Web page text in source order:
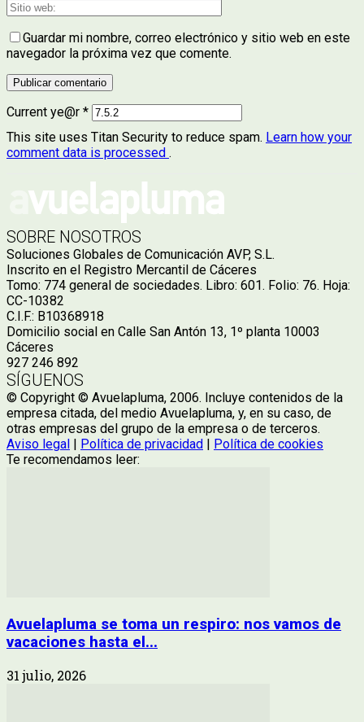
Guardar mi nombre, correo electrónico y sitio web en este
navegador la próxima vez que comente.
Current ye@r *
This site uses Titan Security to reduce spam. Learn how your
comment data is processed .
SOBRE NOSOTROS
Soluciones Globales de Comunicación AVP, S.L.
Inscrito en el Registro Mercantil de Cáceres
Tomo: 774 general de sociedades. Libro: 601. Folio: 76. Hoja:
CC-10382
C.I.F.: B10368918
Domicilio social en Calle San Antón 13, 1º planta 10003
Cáceres
927 246 892
SÍGUENOS
© Copyright © Avuelapluma, 2006. Incluye contenidos de la
empresa citada, del medio Avuelapluma, y, en su caso, de
otras empresas del grupo de la empresa o de terceros.
Aviso legal | Política de privacidad | Política de cookies
Te recomendamos leer:
Avuelapluma se toma un respiro: nos vamos de
vacaciones hasta el...
31 julio, 2026